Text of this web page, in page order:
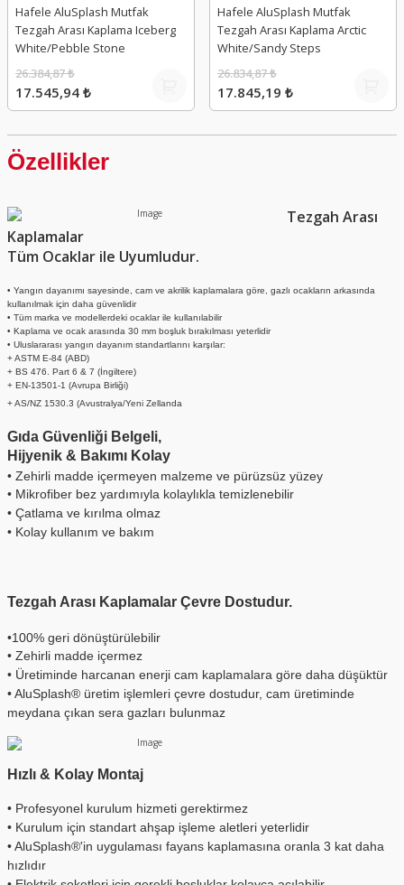
Hafele AluSplash Mutfak
Tezgah Arası Kaplama Iceberg
White/Pebble Stone
17.545,94 ₺
26.384,87 ₺
Hafele AluSplash Mutfak
Tezgah Arası Kaplama Arctic
White/Sandy Steps
17.845,19 ₺
26.834,87 ₺
Özellikler
Tezgah Arası
Kaplamalar
Tüm Ocaklar ile Uyumludur.
• Yangın dayanımı sayesinde, cam ve akrilik kaplamalara göre, gazlı ocakların arkasında
kullanılmak için daha güvenlidir
• Tüm marka ve modellerdeki ocaklar ile kullanılabilir
• Kaplama ve ocak arasında 30 mm boşluk bırakılması yeterlidir
• Uluslararası yangın dayanım standartlarını karşılar:
+ ASTM E-84 (ABD)
+ BS 476. Part 6 & 7 (İngiltere)
+ EN-13501-1 (Avrupa Birliği)
+ AS/NZ 1530.3 (Avustralya/Yeni Zellanda
Gıda Güvenliği Belgeli,
Hijyenik & Bakımı Kolay
• Zehirli madde içermeyen malzeme ve pürüzsüz yüzey
• Mikrofiber bez yardımıyla kolaylıkla temizlenebilir
• Çatlama ve kırılma olmaz
• Kolay kullanım ve bakım
Tezgah Arası Kaplamalar Çevre Dostudur.
•100% geri dönüştürülebilir
• Zehirli madde içermez
• Üretiminde harcanan enerji cam kaplamalara göre daha düşüktür
• AluSplash® üretim işlemleri çevre dostudur, cam üretiminde
meydana çıkan sera gazları bulunmaz
Hızlı & Kolay Montaj
• Profesyonel kurulum hizmeti gerektirmez
• Kurulum için standart ahşap işleme aletleri yeterlidir
• AluSplash®'in uygulaması fayans kaplamasına oranla 3 kat daha
hızlıdır